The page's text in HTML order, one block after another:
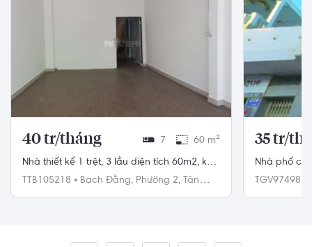
40 tr/tháng 7 60 m²
Nhà thiết kế 1 trệt, 3 lầu diện tích 60m2, khu
vực dân cư hiện hữu.
TTB105218 • Bạch Đằng, Phường 2, Tân
35 tr/
Nhà phố có
nhà 60m2.
TGV97498